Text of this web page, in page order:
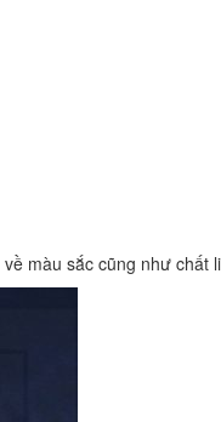
màu sắc cũng như chất